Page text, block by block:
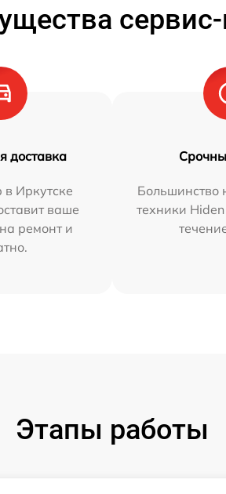
доставка
Иркутске
ваше
ремонт и
Большинство
техники
Этапы работы